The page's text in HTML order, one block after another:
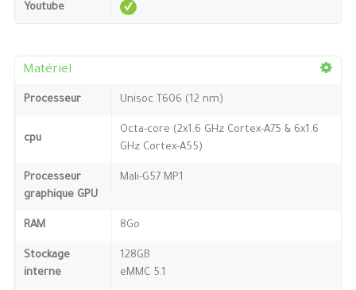
Youtube
Matériel
Processeur Unisoc T606 (12 nm)
cpu
Octa-core (2x1.6 GHz Cortex-A75 & 6x1.6
GHz Cortex-A55)
Processeur
graphique GPU
Mali-G57 MP1
RAM 8Go
Stockage
interne
128GB
eMMC 5.1